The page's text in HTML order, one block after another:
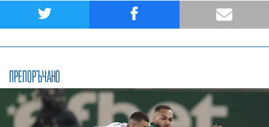
ПРЕПОРЪЧАНО